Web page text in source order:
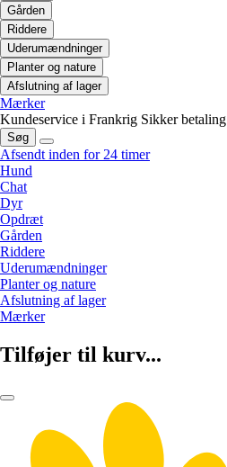
Gården
Riddere
Uderumændninger
Planter og nature
Afslutning af lager
Mærker
Kundeservice i Frankrig Sikker betaling
Søg
Afsendt inden for 24 timer
Hund
Chat
Dyr
Opdræt
Gården
Riddere
Uderumændninger
Planter og nature
Afslutning af lager
Mærker
Tilføjer til kurv...